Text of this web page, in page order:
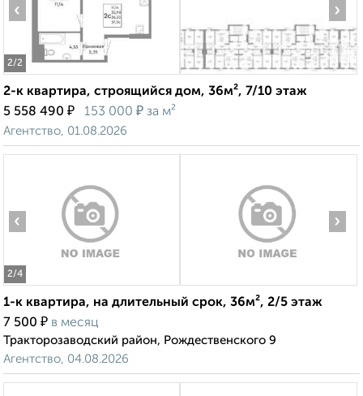
2/2
‹ ›
2-к квартира, строящийся дом, 36м², 7/10 этаж
5 558 490 ₽ 153 000 ₽ за м²
Агентство, 01.08.2026
2/4
‹ ›
1-к квартира, на длительный срок, 36м², 2/5 этаж
7 500 ₽ в месяц
Тракторозаводский район, Рождественского 9
Агентство, 04.08.2026